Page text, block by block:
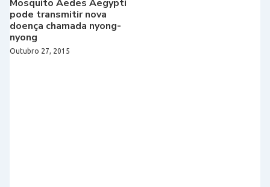
Mosquito Aedes Aegypti
pode transmitir nova
doença chamada nyong-
nyong
Outubro 27, 2015